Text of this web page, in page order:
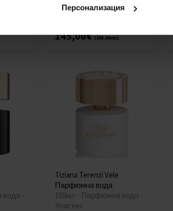
Персонализация
наличен Детайл
145,00€(283,60лв)
-
Tiziana Terenzi Vele
Парфюмна вода
100мл - Парфюмна вода -
Унисекс